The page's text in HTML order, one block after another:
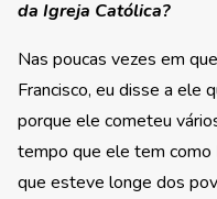
da Igreja Católica?
Nas poucas vezes em
Francisco, eu disse a ele
porque ele cometeu
tempo que ele tem como
que esteve longe dos